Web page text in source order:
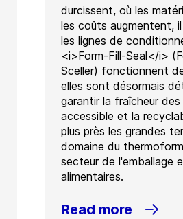
durcissent, où les
les coûts augmentent,
les lignes de
<i>Form-Fill-Seal</i>
Sceller) fonctionnent
elles sont désormais
garantir la fraîcheur
accessible et la
plus près les grandes
domaine du
secteur de l'emballage
alimentaires.
Read more